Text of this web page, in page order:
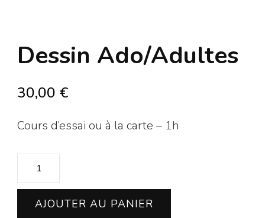
Dessin Ado/Adultes
30,00 €
Cours d’essai ou à la carte – 1h
quantité
de
Dessin
AJOUTER AU PANIER